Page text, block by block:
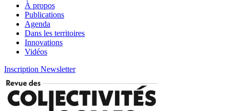
À propos
Publications
Agenda
Dans les territoires
Innovations
Vidéos
Inscription Newsletter